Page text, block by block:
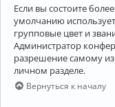
Если вы состоите
умолчанию
групповые цвет и
Администратор
разрешение самому
личном разделе.
Вернуться к началу